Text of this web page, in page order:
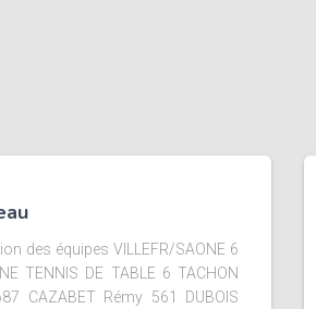
des équipes VILLEFR/SAONE 6
TENNIS DE TABLE 6 TACHON
CAZABET Rémy 561 DUBOIS